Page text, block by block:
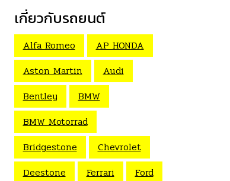
เกี่ยวกับรถยนต์
Alfa Romeo
AP HONDA
Aston Martin
Audi
Bentley
BMW
BMW Motorrad
Bridgestone
Chevrolet
Deestone
Ferrari
Ford